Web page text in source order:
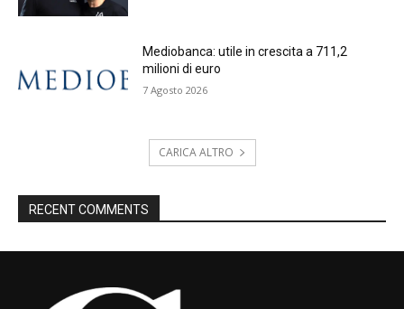
Mediobanca: utile in crescita a 711,2
milioni di euro
7 Agosto 2026
CARICA ALTRO
RECENT COMMENTS